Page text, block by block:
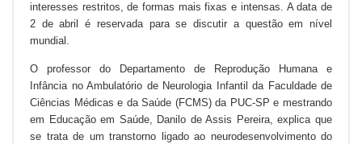
interesses restritos, de formas mais fixas e intensas. A data de
2 de abril é reservada para se discutir a questão em nível
mundial.
O professor do Departamento de Reprodução Humana e
Infância no Ambulatório de Neurologia Infantil da Faculdade de
Ciências Médicas e da Saúde (FCMS) da PUC-SP e mestrando
em Educação em Saúde, Danilo de Assis Pereira, explica que
se trata de um transtorno ligado ao neurodesenvolvimento do